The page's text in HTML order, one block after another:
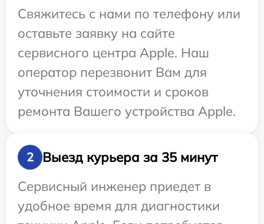
Свяжитесь с нами по телефону или
оставьте заявку на сайте
сервисного центра Apple. Наш
оператор перезвонит Вам для
уточнения стоимости и сроков
ремонта Вашего устройства Apple.
2
Выезд курьера за 35 минут
Сервисный инженер приедет в
удобное время для диагностики